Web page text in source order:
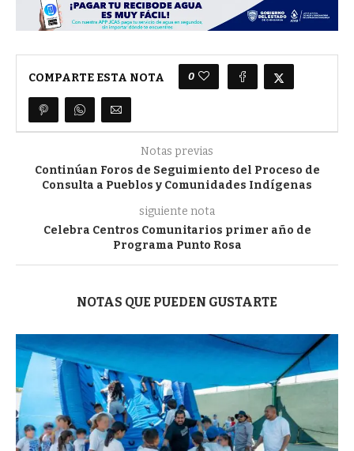
COMPARTE ESTA NOTA 0
Notas previas
Continúan Foros de Seguimiento del Proceso de
Consulta a Pueblos y Comunidades Indígenas
siguiente nota
Celebra Centros Comunitarios primer año de
Programa Punto Rosa
NOTAS QUE PUEDEN GUSTARTE